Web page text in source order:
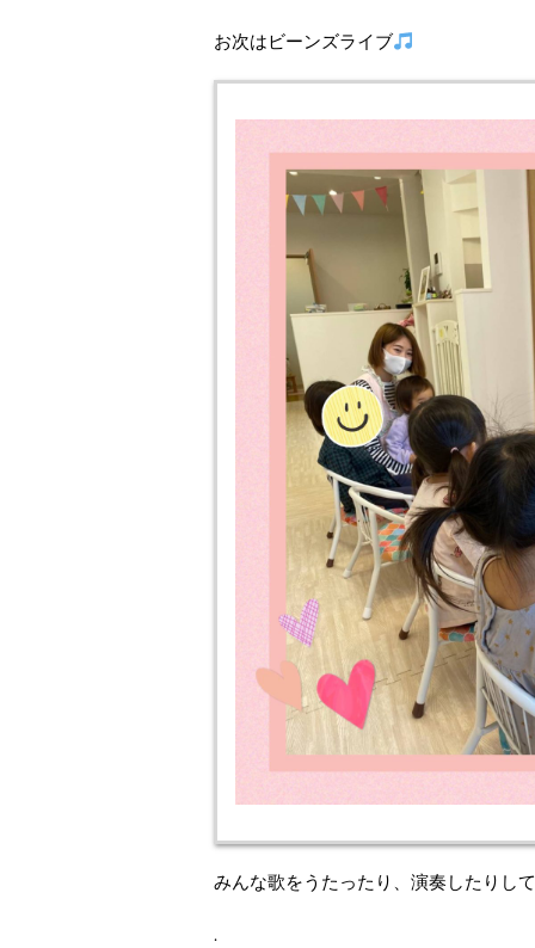
お次はビーンズライブ
みんな歌をうたったり、演奏したりし
.